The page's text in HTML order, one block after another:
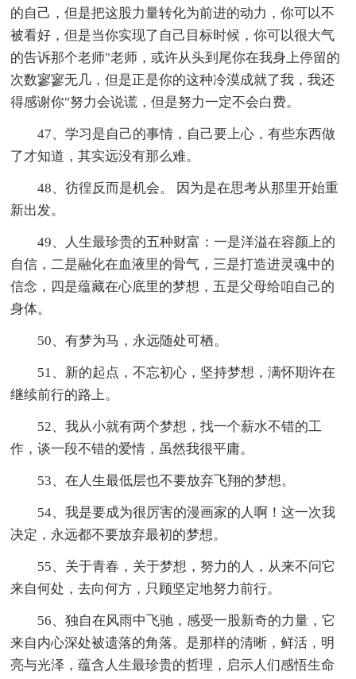
的自己，但是把这股力量转化为前进的动力，你可以不
被看好，但是当你实现了自己目标时候，你可以很大气
的告诉那个老师"老师，或许从头到尾你在我身上停留的
次数寥寥无几，但是正是你的这种冷漠成就了我，我还
得感谢你"努力会说谎，但是努力一定不会白费。
47、学习是自己的事情，自己要上心，有些东西做
了才知道，其实远没有那么难。
48、彷徨反而是机会。 因为是在思考从那里开始重
新出发。
49、人生最珍贵的五种财富：一是洋溢在容颜上的
自信，二是融化在血液里的骨气，三是打造进灵魂中的
信念，四是蕴藏在心底里的梦想，五是父母给咱自己的
身体。
50、有梦为马，永远随处可栖。
51、新的起点，不忘初心，坚持梦想，满怀期许在
继续前行的路上。
52、我从小就有两个梦想，找一个薪水不错的工
作，谈一段不错的爱情，虽然我很平庸。
53、在人生最低层也不要放弃飞翔的梦想。
54、我是要成为很厉害的漫画家的人啊！这一次我
决定，永远都不要放弃最初的梦想。
55、关于青春，关于梦想，努力的人，从来不问它
来自何处，去向何方，只顾坚定地努力前行。
56、独自在风雨中飞驰，感受一股新奇的力量，它
来自内心深处被遗落的角落。是那样的清晰，鲜活，明
亮与光泽，蕴含人生最珍贵的哲理，启示人们感悟生命